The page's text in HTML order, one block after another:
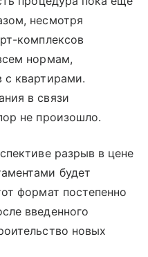
несмотря
комплексов
нормам,
с квартирами.
в связи
не произошло.
разрыв в цене
будет
формат постепенно
введенного
новых